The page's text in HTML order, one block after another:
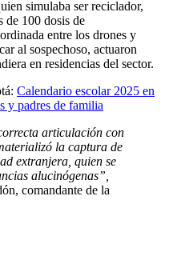
simulaba ser reciclador,
de 100 dosis de
entre los drones y
al sospechoso, actuaron
en residencias del sector.
Calendario escolar 2025 en
y padres de familia
articulación con
la captura de
extranjera, quien se
alucinógenas”,
comandante de la